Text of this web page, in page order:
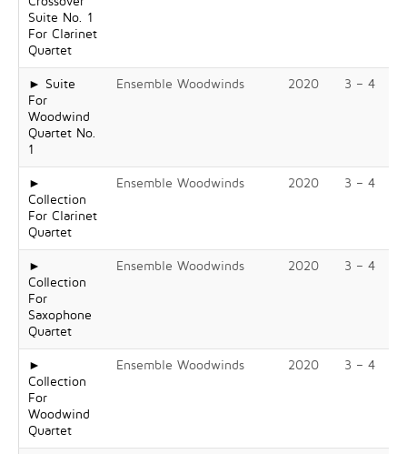
Suite No. 1
For Clarinet
Quartet
► Suite
For
Woodwind
Quartet No.
1
Ensemble Woodwinds 2020 3 – 4
►
Collection
For Clarinet
Quartet
Ensemble Woodwinds 2020 3 – 4
►
Collection
For
Saxophone
Quartet
Ensemble Woodwinds 2020 3 – 4
►
Collection
For
Woodwind
Quartet
Ensemble Woodwinds 2020 3 – 4